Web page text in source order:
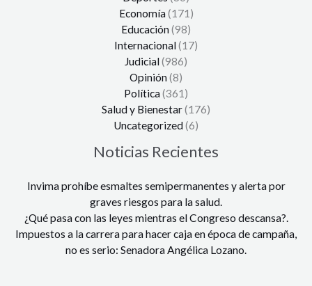
Economía(171)
Educación(98)
Internacional(17)
Judicial(986)
Opinión(8)
Política(361)
Salud y Bienestar(176)
Uncategorized(6)
Noticias Recientes
Invima prohíbe esmaltes semipermanentes y alerta por
graves riesgos para la salud.
¿Qué pasa con las leyes mientras el Congreso descansa?.
Impuestos a la carrera para hacer caja en época de campaña,
no es serio: Senadora Angélica Lozano.